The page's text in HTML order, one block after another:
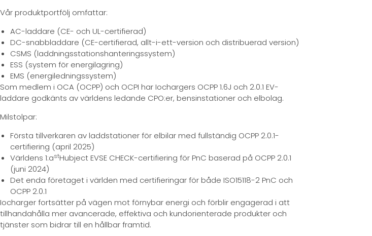
Vår produktportfölj omfattar:
AC-laddare (CE- och UL-certifierad)
DC-snabbladdare (CE-certifierad, allt-i-ett-version och distribuerad version)
CSMS (laddningsstationshanteringssystem)
ESS (system för energilagring)
EMS (energiledningssystem)
Som medlem i OCA (OCPP) och OCPI har Iochargers OCPP 1.6J och 2.0.1 EV-
laddare godkänts av världens ledande CPO:er, bensinstationer och elbolag.
Milstolpar:
Första tillverkaren av laddstationer för elbilar med fullständig OCPP 2.0.1-
certifiering (april 2025)
Världens 1:astHubject EVSE CHECK-certifiering för PnC baserad på OCPP 2.0.1
(juni 2024)
Det enda företaget i världen med certifieringar för både ISO15118-2 PnC och
OCPP 2.0.1
Iocharger fortsätter på vägen mot förnybar energi och förblir engagerad i att
tillhandahålla mer avancerade, effektiva och kundorienterade produkter och
tjänster som bidrar till en hållbar framtid.